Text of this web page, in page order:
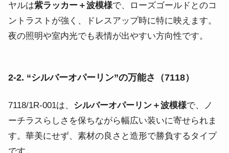
ヤルは紫ラッカー＋波模様で、ローズゴールドとのコ
ントラストが強く、ドレスアップ時に特に映えます。
夜の照明や室内光でも表情が出やすい方向性です。
2-2. “シルバーオパーリン”の万能さ（7118）
7118/1R-001は、 シルバーオパーリン＋波模様で、ノ
ーチラスらしさを保ちながら幅広い装いに寄せられま
す。華美にせず、素材の良さと造形で勝負するタイプ